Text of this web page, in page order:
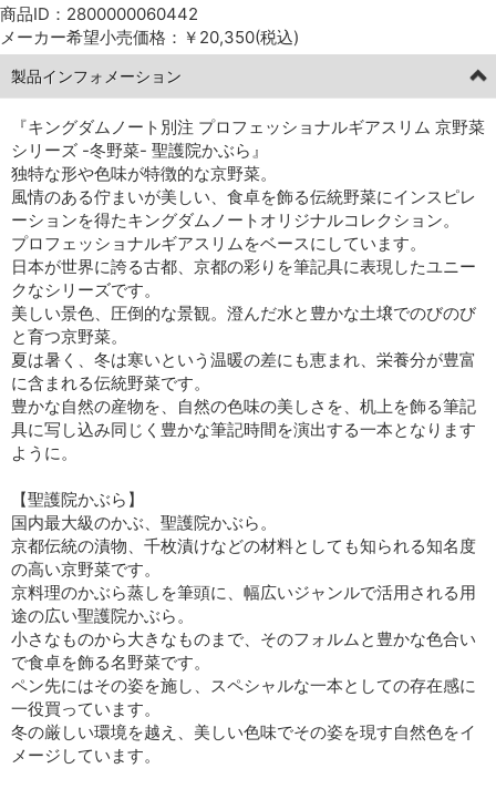
商品ID：2800000060442
メーカー希望小売価格：￥20,350(税込)
製品インフォメーション
『キングダムノート別注 プロフェッショナルギアスリム 京野菜
シリーズ -冬野菜- 聖護院かぶら』
独特な形や色味が特徴的な京野菜。
風情のある佇まいが美しい、食卓を飾る伝統野菜にインスピレ
ーションを得たキングダムノートオリジナルコレクション。
プロフェッショナルギアスリムをベースにしています。
日本が世界に誇る古都、京都の彩りを筆記具に表現したユニー
クなシリーズです。
美しい景色、圧倒的な景観。澄んだ水と豊かな土壌でのびのび
と育つ京野菜。
夏は暑く、冬は寒いという温暖の差にも恵まれ、栄養分が豊富
に含まれる伝統野菜です。
豊かな自然の産物を、自然の色味の美しさを、机上を飾る筆記
具に写し込み同じく豊かな筆記時間を演出する一本となります
ように。
【聖護院かぶら】
国内最大級のかぶ、聖護院かぶら。
京都伝統の漬物、千枚漬けなどの材料としても知られる知名度
の高い京野菜です。
京料理のかぶら蒸しを筆頭に、幅広いジャンルで活用される用
途の広い聖護院かぶら。
小さなものから大きなものまで、そのフォルムと豊かな色合い
で食卓を飾る名野菜です。
ペン先にはその姿を施し、スペシャルな一本としての存在感に
一役買っています。
冬の厳しい環境を越え、美しい色味でその姿を現す自然色をイ
メージしています。